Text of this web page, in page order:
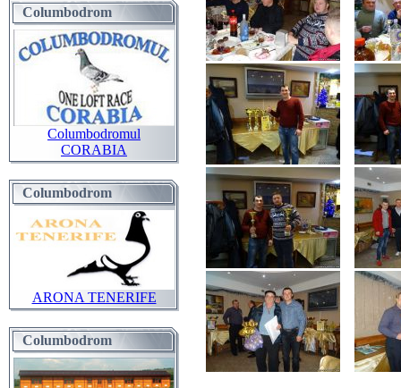
Columbodrom
Columbodromul
CORABIA
Columbodrom
ARONA TENERIFE
Columbodrom